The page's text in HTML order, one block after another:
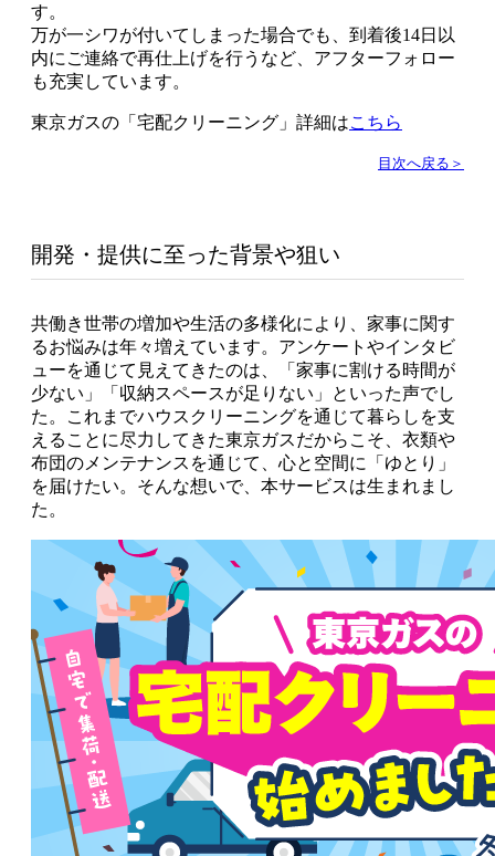
す。
万が一シワが付いてしまった場合でも、到着後14日以
内にご連絡で再仕上げを行うなど、アフターフォロー
も充実しています。
東京ガスの「宅配クリーニング」詳細はこちら
目次へ戻る＞
開発・提供に至った背景や狙い
共働き世帯の増加や生活の多様化により、家事に関す
るお悩みは年々増えています。アンケートやインタビ
ューを通じて見えてきたのは、「家事に割ける時間が
少ない」「収納スペースが足りない」といった声でし
た。これまでハウスクリーニングを通じて暮らしを支
えることに尽力してきた東京ガスだからこそ、衣類や
布団のメンテナンスを通じて、心と空間に「ゆとり」
を届けたい。そんな想いで、本サービスは生まれまし
た。